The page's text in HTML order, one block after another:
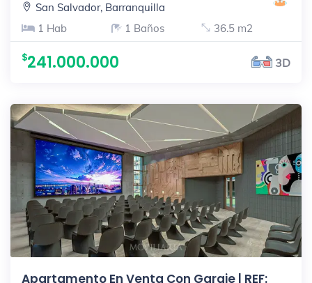
San Salvador, Barranquilla
1 Hab
1 Baños 36.5 m2
241.000.000 3D
Apartamento En Venta Con Garaje | REF: